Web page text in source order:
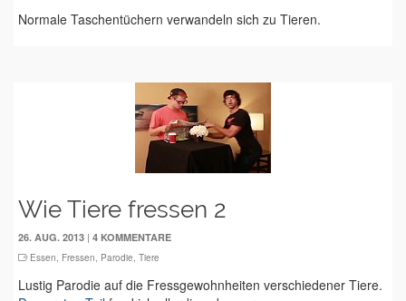
Normale Taschentüchern verwandeln sich zu Tieren.
Wie Tiere fressen 2
26. AUG. 2013 | 4 KOMMENTARE
Essen, Fressen, Parodie, Tiere
Lustig Parodie auf die Fressgewohnheiten verschiedener Tiere.